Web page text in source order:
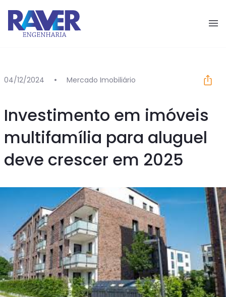
04/12/2024 Mercado Imobiliário
Investimento em imóveis
multifamília para aluguel
deve crescer em 2025